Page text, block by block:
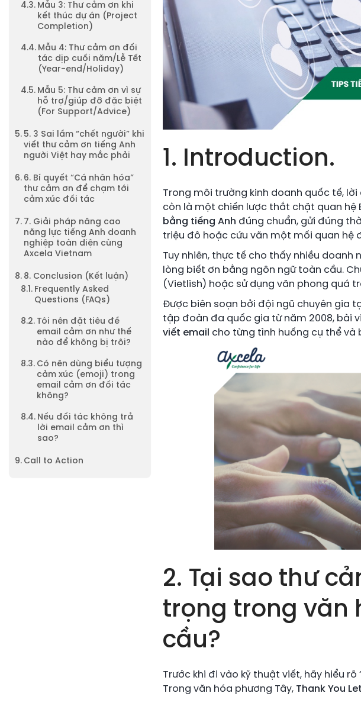
Mẫu 3: Thư cảm ơn khi
kết thúc dự án (Project
Completion)
Mẫu 4: Thư cảm ơn đối
tác dịp cuối năm/Lễ Tết
(Year-end/Holiday)
Mẫu 5: Thư cảm ơn vì sự
hỗ trợ/giúp đỡ đặc biệt
(For Support/Advice)
5. 3 Sai lầm “chết người” khi
viết thư cảm ơn tiếng Anh
người Việt hay mắc phải
6. Bí quyết “Cá nhân hóa”
thư cảm ơn để chạm tới
cảm xúc đối tác
7. Giải pháp nâng cao
năng lực tiếng Anh doanh
nghiệp toàn diện cùng
Axcela Vietnam
8. Conclusion (Kết luận)
Frequently Asked
Questions (FAQs)
Tôi nên đặt tiêu đề
email cảm ơn như thế
nào để không bị trôi?
Có nên dùng biểu tượng
cảm xúc (emoji) trong
email cảm ơn đối tác
không?
Nếu đối tác không trả
lời email cảm ơn thì
sao?
Call to Action
1. Introduction.
Trong môi trường kinh doanh quốc tế,
còn là một chiến lược thắt chặt quan hệ
bằng tiếng Anh đúng chuẩn, gửi đúng
triệu đô hoặc cứu vãn một mối quan hệ
Tuy nhiên, thực tế cho thấy nhiều doanh
lòng biết ơn bằng ngôn ngữ toàn cầu.
(Vietlish) hoặc sử dụng văn phong quá
Được biên soạn bởi đội ngũ chuyên gia
tập đoàn đa quốc gia từ năm 2008, bài
viết email cho từng tình huống cụ thể và
2. Tại sao thư
trọng trong văn
cầu?
Trước khi đi vào kỹ thuật viết, hãy hiểu
Trong văn hóa phương Tây, Thank You